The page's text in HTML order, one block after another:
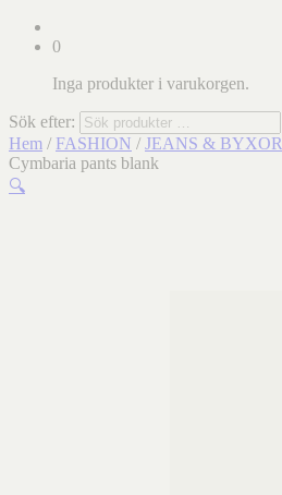
0
Inga produkter i varukorgen.
Sök efter:
Hem / FASHION / JEANS & BYXOR
Cymbaria pants blank
🔍